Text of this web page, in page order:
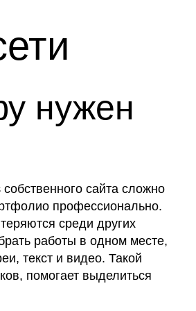
нужен
сайта сложно
профессионально.
среди других
работы в одном месте,
текст и видео. Такой
помогает выделиться